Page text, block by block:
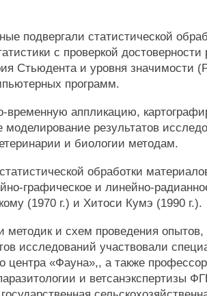
подвергали статистической
с проверкой достоверности
Стьюдента и уровня значимости
программ.
временную аппликацию,
моделирование результатов
и биологии методам.
обработки
графическое и линейно-
(1970 г.) и Хитоси Кумэ (1990 г.).
методик и схем проведения опытов,
исследований участвовали
центра «Фауна»,, а также
и ветсанэкспертизы